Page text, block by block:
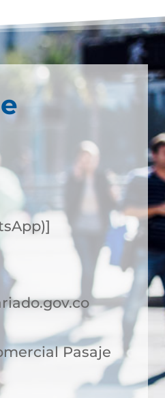
Pasaje